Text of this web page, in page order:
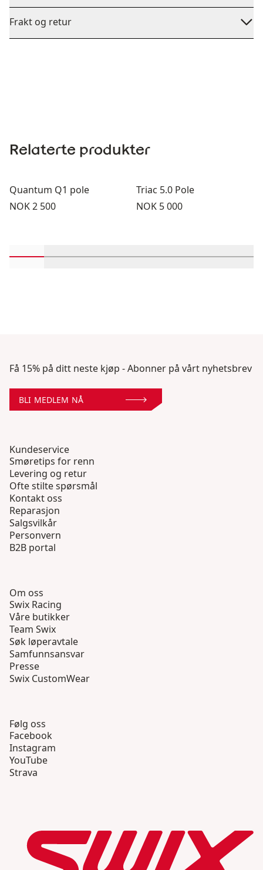
Frakt og retur
Relaterte produkter
Quantum Q1 pole
Pris:
NOK 2 500
Triac 5.0 Pole
Pris:
NOK 5 000
Få 15% på ditt neste kjøp - Abonner på vårt nyhetsbrev
BLI MEDLEM NÅ
Kundeservice
Smøretips for renn
Levering og retur
Ofte stilte spørsmål
Kontakt oss
Reparasjon
Salgsvilkår
Personvern
B2B portal
Om oss
Swix Racing
Våre butikker
Team Swix
Søk løperavtale
Samfunnsansvar
Presse
Swix CustomWear
Følg oss
Facebook
Instagram
YouTube
Strava